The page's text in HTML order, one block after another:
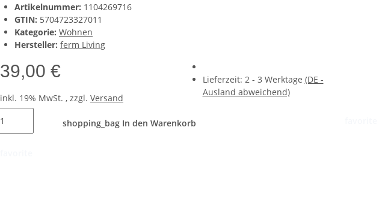
Artikelnummer: 1104269716
GTIN: 5704723327011
Kategorie: Wohnen
Hersteller: ferm Living
39,00 €
inkl. 19% MwSt. , zzgl. Versand
Lieferzeit: 2 - 3 Werktage (DE -
Ausland abweichend)
shopping_bag In den Warenkorb